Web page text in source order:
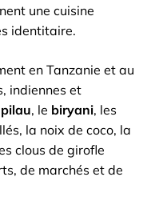
une cuisine
identitaire.
en Tanzanie et au
indiennes et
pilau, le biryani, les
la noix de coco, la
clous de girofle
de marchés et de